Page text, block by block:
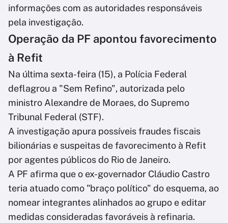
informações com as autoridades responsáveis
pela investigação.
Operação da PF apontou favorecimento
à Refit
Na última sexta-feira (15), a Polícia Federal
deflagrou a "Sem Refino", autorizada pelo
ministro Alexandre de Moraes, do Supremo
Tribunal Federal (STF).
A investigação apura possíveis fraudes fiscais
bilionárias e suspeitas de favorecimento à Refit
por agentes públicos do Rio de Janeiro.
A PF afirma que o ex-governador Cláudio Castro
teria atuado como "braço político" do esquema, ao
nomear integrantes alinhados ao grupo e editar
medidas consideradas favoráveis à refinaria.